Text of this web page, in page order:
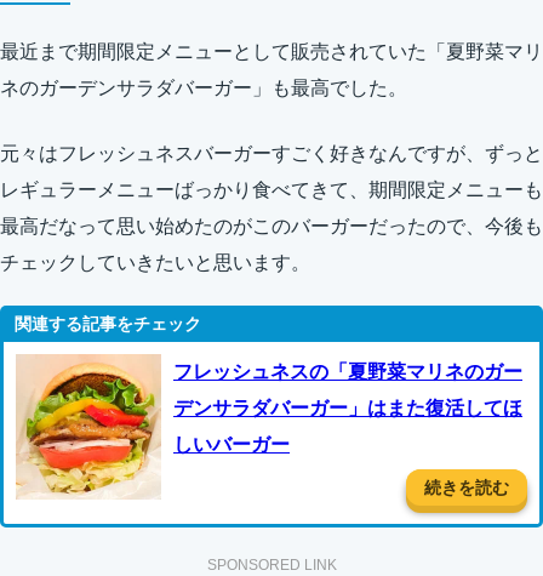
最近まで期間限定メニューとして販売されていた「夏野菜マリ
ネのガーデンサラダバーガー」も最高でした。
元々はフレッシュネスバーガーすごく好きなんですが、ずっと
レギュラーメニューばっかり食べてきて、期間限定メニューも
最高だなって思い始めたのがこのバーガーだったので、今後も
チェックしていきたいと思います。
フレッシュネスの「夏野菜マリネのガー
デンサラダバーガー」はまた復活してほ
しいバーガー
続きを読む
SPONSORED LINK